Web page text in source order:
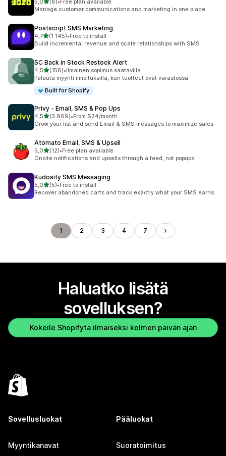
5,0 (8)
8 arvostelua yhteensä
•Free plan available
Manage customer communications and marketing in one place
Postscript SMS Marketing
4,7/ 5 tähteä
(1 145)
1145 arvostelua yhteensä
•Free to install
Build incremental revenue and scale relationships with SMS
SC Back in Stock Restock Alert
4,5/ 5 tähteä
(158)
158 arvostelua yhteensä
•Ilmainen sopimus saatavilla
Palauta myynti ilmoituksilla, kun tuotteet ovat varastossa.
Built for Shopify
Privy ‑ Email, SMS & Pop Ups
4,5/ 5 tähteä
(3 969)
3969 arvostelua yhteensä
•From $24/month
Grow your list and send Email & SMS messages to maximize sales
Atomato Email, SMS & Upsell
5,0/ 5 tähteä
(12)
12 arvostelua yhteensä
•Free plan available
Onsite notifications and upsells through a feed, not popups
Kudosity SMS Messaging
5,0/ 5 tähteä
(5)
5 arvostelua yhteensä
•Free to install
Recover abandoned carts and track exactly what your SMS earns.
1 2 3 4 7
Haluatko lisätä
sovelluksen?
Kokeile Shopifyta ilmaiseksi kolmen päivän ajan
Sovellusluokat
Myyntikanavat
Pääluokat
Suoratoimitus